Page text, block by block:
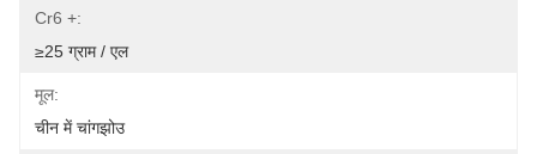
Cr6 +:
≥25 ग्राम / एल
मूल:
चीन में चांगझोउ